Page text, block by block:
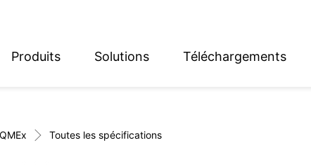
Produits Solutions Téléchargements
Toutes les spécifications